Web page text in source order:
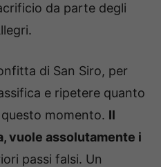
da parte degli
di San Siro, per
e ripetere quanto
momento. Il
vuole assolutamente i
passi falsi. Un